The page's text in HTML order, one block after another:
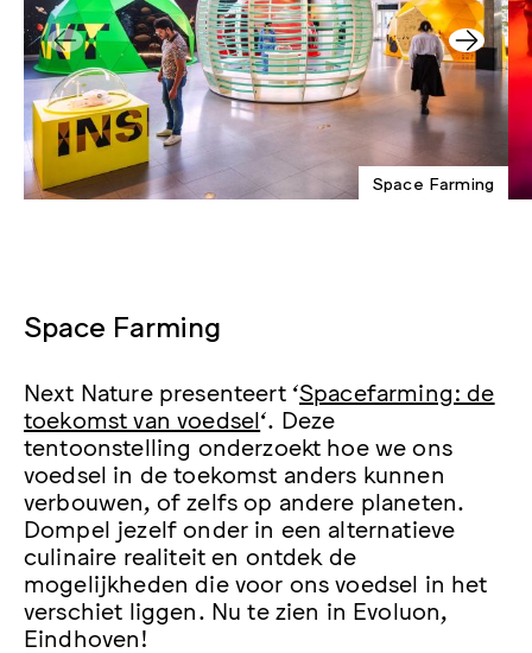
Space Farming
Space Farming
Next Nature presenteert ‘Spacefarming: de
toekomst van voedsel‘. Deze
tentoonstelling onderzoekt hoe we ons
voedsel in de toekomst anders kunnen
verbouwen, of zelfs op andere planeten.
Dompel jezelf onder in een alternatieve
culinaire realiteit en ontdek de
mogelijkheden die voor ons voedsel in het
verschiet liggen. Nu te zien in Evoluon,
Eindhoven!